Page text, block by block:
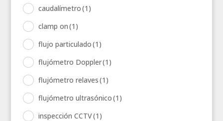
caudalímetro(1)
clamp on(1)
flujo particulado(1)
flujómetro Doppler(1)
flujómetro relaves(1)
flujómetro ultrasónico(1)
inspección CCTV(1)